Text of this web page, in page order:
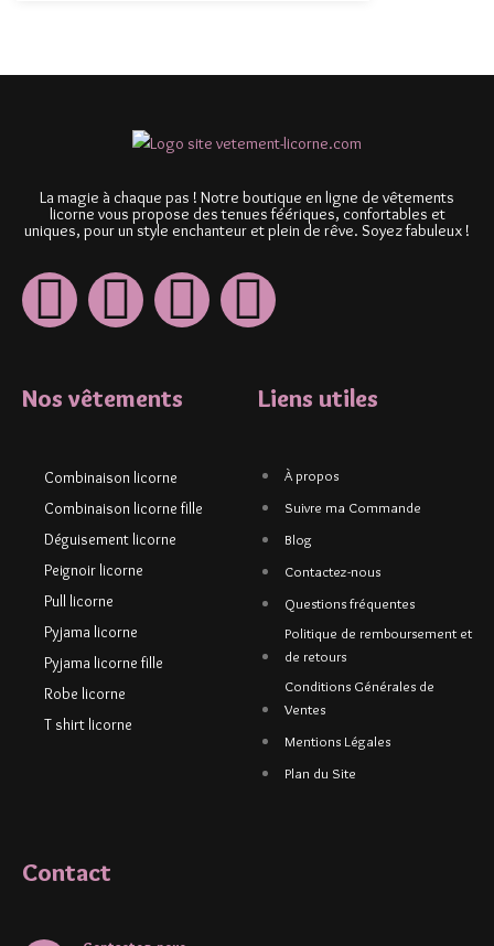
La magie à chaque pas ! Notre boutique en ligne de vêtements
licorne vous propose des tenues féériques, confortables et
uniques, pour un style enchanteur et plein de rêve. Soyez fabuleux !
Nos vêtements
Combinaison licorne
Combinaison licorne fille
Déguisement licorne
Peignoir licorne
Pull licorne
Pyjama licorne
Pyjama licorne fille
Robe licorne
T shirt licorne
Liens utiles
À propos
Suivre ma Commande
Blog
Contactez-nous
Questions fréquentes
Politique de remboursement et
de retours
Conditions Générales de
Ventes
Mentions Légales
Plan du Site
Contact